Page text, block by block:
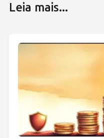
Leia mais...